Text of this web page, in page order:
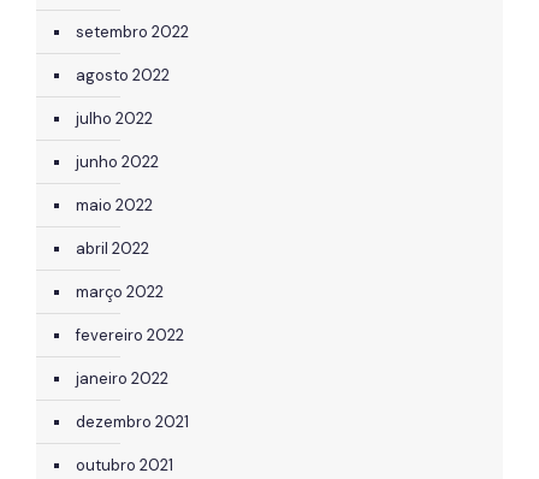
setembro 2022
agosto 2022
julho 2022
junho 2022
maio 2022
abril 2022
março 2022
fevereiro 2022
janeiro 2022
dezembro 2021
outubro 2021